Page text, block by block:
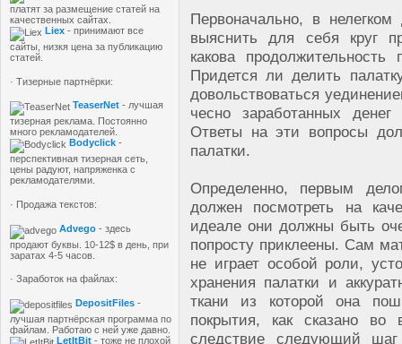
платят за размещение статей на
качественных сайтах.
Liex - принимают все
сайты, низкя цена за публикацию
статей.
· Тизерные партнёрки:
TeaserNet - лучшая
тизерная реклама. Постоянно
много рекламодателей.
Bodyclick -
перспективная тизерная сеть,
цены радуют, напряженка с
рекламодателями.
· Продажа текстов:
Advego - здесь
продают буквы. 10-12$ в день, при
заратах 4-5 часов.
· Заработок на файлах:
DepositFiles -
лучшая партнёрская программа по
файлам. Работаю с ней уже давно.
LetItBit - тоже не плохой
Первоначально, в
выяснить для себя круг
какова
Придется ли делить
довольствоваться
чесно заработанных
Ответы на эти вопросы
палатки.
Определенно, первым
должен посмотреть на
идеале они должны быть
попросту приклеены. Сам
не играет особой роли,
хранения палатки и
ткани из которой она
покрытия, как сказано во
следствие следующий